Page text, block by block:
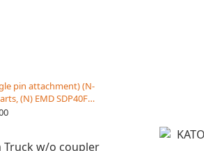
pin attachment) (N-
(N) EMD SDP40F
GE ES44AC "Gevo"